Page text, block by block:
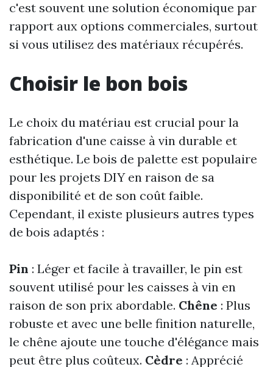
c'est souvent une solution économique par
rapport aux options commerciales, surtout
si vous utilisez des matériaux récupérés.
Choisir le bon bois
Le choix du matériau est crucial pour la
fabrication d'une caisse à vin durable et
esthétique. Le bois de palette est populaire
pour les projets DIY en raison de sa
disponibilité et de son coût faible.
Cependant, il existe plusieurs autres types
de bois adaptés :
Pin : Léger et facile à travailler, le pin est
souvent utilisé pour les caisses à vin en
raison de son prix abordable. Chêne : Plus
robuste et avec une belle finition naturelle,
le chêne ajoute une touche d'élégance mais
peut être plus coûteux. Cèdre : Apprécié